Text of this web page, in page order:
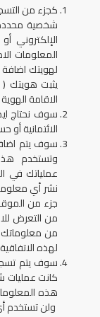
كجزء من
شخصية
الإلكتروني
المعلومات
لهويتك
يثبت هويتك
الاقامة
سوف نحتاج
الائتمانية
سوف يتم
وتستخدم
عملياتك في
نشر أي
جزء من
من التعرض
من
لهذه
سوف يتم
كانت عمليات
هذه
ولن تستخدم